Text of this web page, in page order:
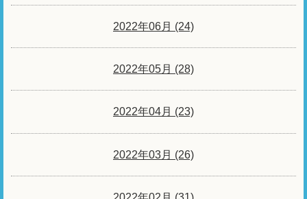
2022年06月 (24)
2022年05月 (28)
2022年04月 (23)
2022年03月 (26)